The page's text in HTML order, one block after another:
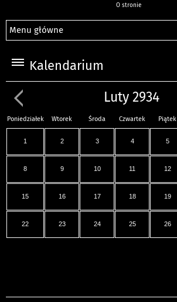
O stronie
Menu główne
Kalendarium
Luty 2934
Poniedziałek Wtorek Środa Czwartek Piątek
1 2 3 4 5
8 9 10 11 12
15 16 17 18 19
22 23 24 25 26